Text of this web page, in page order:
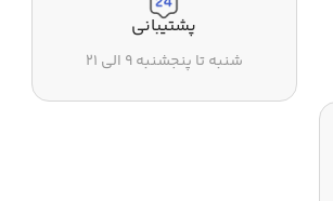
پشتیبانی
شنبه تا پنجشنبه ۹ الی ۲۱